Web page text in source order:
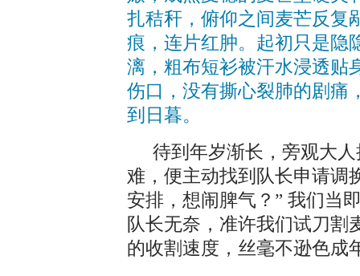
扎秸秆，俯仰之间麦芒反复
痕，连片红肿。起初只是隐
漓，粗布短衫被汗水浸透贴
伤口，没有撕心裂肺的剧痛
到日暮。
待到年岁渐长，旁观大
难，便主动找到队长申请调
安排，想闹脾气？” 我们当
队长无奈，准许我们试刀割
的收割速度，丝毫不逊色成